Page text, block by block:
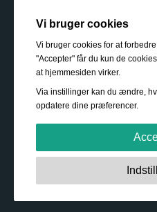
Vi bruger cookies
Vi bruger cookies for at
"Accepter" får du kun de
at hjemmesiden virker.
Via instillinger kan du ændre,
opdatere dine præferencer.
Strengt nødvendige:
sikre grundlæggende